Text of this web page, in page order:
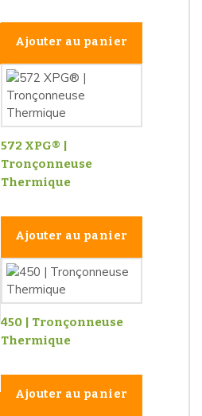
Ajouter au panier
572 XPG® |
Tronçonneuse
Thermique
Ajouter au panier
450 | Tronçonneuse
Thermique
Ajouter au panier